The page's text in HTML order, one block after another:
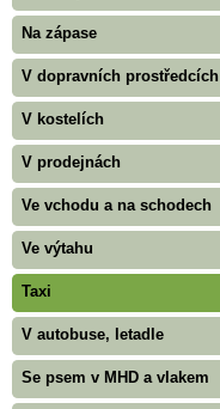
Na zápase
V dopravních prostředcích
V kostelích
V prodejnách
Ve vchodu a na schodech
Ve výtahu
Taxi
V autobuse, letadle
Se psem v MHD a vlakem